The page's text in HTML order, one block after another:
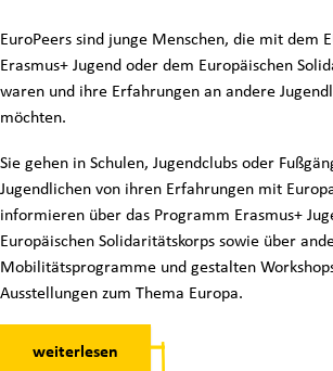
EuroPeers sind junge Menschen, die mit dem
Erasmus+ Jugend oder dem Europäischen
waren und ihre Erfahrungen an andere
möchten.
Sie gehen in Schulen, Jugendclubs oder
Jugendlichen von ihren Erfahrungen mit
informieren über das Programm Erasmus+
Europäischen Solidaritätskorps sowie über
Mobilitätsprogramme und gestalten
Ausstellungen zum Thema Europa.
weiterlesen